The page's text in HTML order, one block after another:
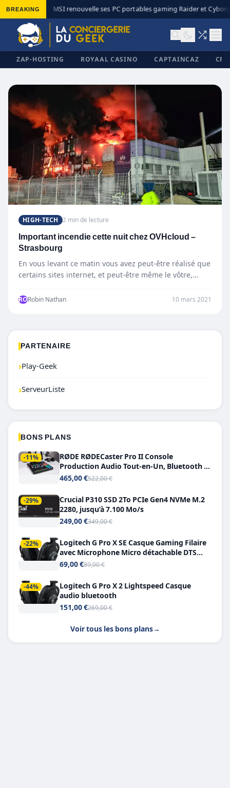
BREAKING MSI renouvelle ses PC portables gaming Raider et
ZAP-HOSTING ROYAAL CASINO CAPTAINCAZ
✕
HIGH-TECH 2 min de lecture
Important incendie cette nuit chez OVHcloud –
Strasbourg
En vous levant ce matin vous avez peut-être réalisé que
certains sites internet, et peut-être même le vôtre,…
RORobin Nathan 10 mars 2021
PARTENAIRE
›Play-Geek
›ServeurListe
BONS PLANS
-11%
RØDE RØDECaster Pro II Console
Production Audio Tout-en-Un, Bluetooth et
Double USB-C
465,00 €522,00 €
-29%
Crucial P310 SSD 2To PCIe Gen4 NVMe M.2
2280, jusqu’à 7.100 Mo/s
249,00 €349,00 €
-22%
Logitech G Pro X SE Casque Gaming Filaire
avec Microphone Micro détachable DTS
Headphone X 7.1
69,00 €89,00 €
-44%
Logitech G Pro X 2 Lightspeed Casque
audio bluetooth
151,00 €269,00 €
Voir tous les bons plans→